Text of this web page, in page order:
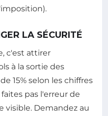
LA SÉCURITÉ
c'est attirer
à la sortie des
15% selon les chiffres
pas l'erreur de
visible. Demandez au